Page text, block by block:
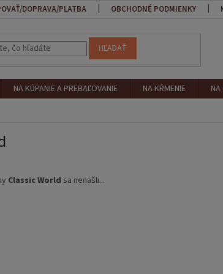
DOPRAVA/PLATBA OBCHODNÉ PODMIENKY
HĽADAŤ
NA KÚPANIE A PREBAĽOVANIE NA KŔMENIE
Classic World sa nenašli...